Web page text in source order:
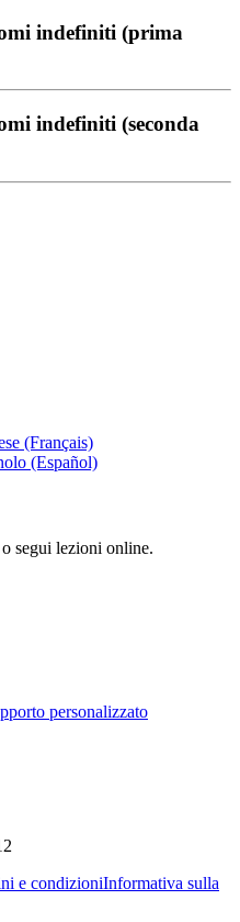
indefiniti (prima
indefiniti (seconda
(Français)
(Español)
segui lezioni online.
personalizzato
e condizioniInformativa sulla